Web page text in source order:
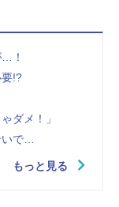
！
!?
ダメ！」
で…
もっと見る